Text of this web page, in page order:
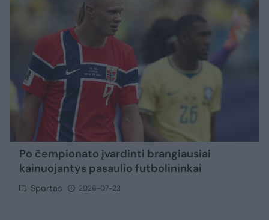
Po čempionato įvardinti brangiausiai
kainuojantys pasaulio futbolininkai
Sportas 2026-07-23